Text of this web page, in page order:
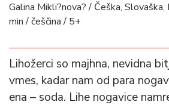
Galina Mikli?nova? / Češka,
min / češčina / 5+
Lihožerci so majhna, nevidna
vmes, kadar nam od para
ena – soda. Lihe nogavice